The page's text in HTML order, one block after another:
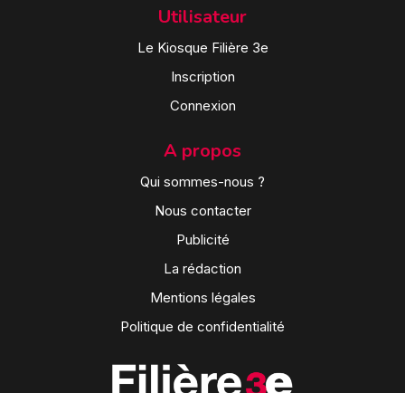
Utilisateur
Le Kiosque Filière 3e
Inscription
Connexion
A propos
Qui sommes-nous ?
Nous contacter
Publicité
La rédaction
Mentions légales
Politique de confidentialité